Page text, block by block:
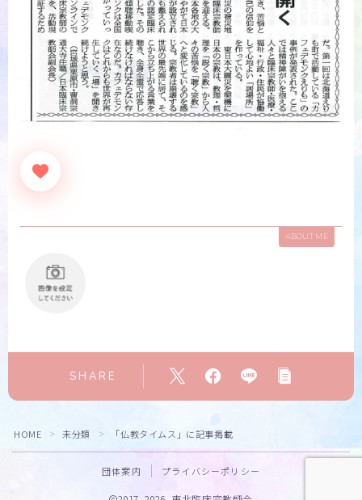
ABOUT ME
SHARE
HOME ＞ 未分類 ＞ 「仏教タイムス」に記事掲載
団体案内 プライバシーポリシー